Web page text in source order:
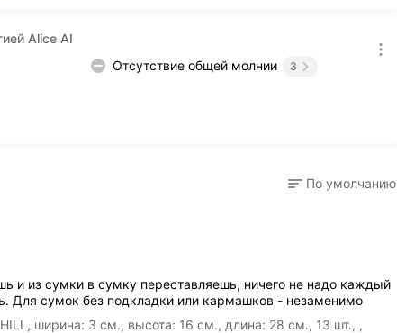
Alice AI
Отсутствие общей молнии 3
По умолчанию
и из сумки в сумку переставляешь, ничего не надо каждый
Для сумок без подкладки или кармашков - незаменимо
ширина: 3 см., высота: 16 см., длина: 28 см., 13 шт., ,